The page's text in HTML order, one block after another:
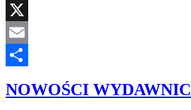
Facebook
X
Email
NOWOŚCI